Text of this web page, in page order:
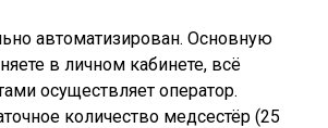
автоматизирован. Основную
в личном кабинете, всё
осуществляет оператор.
количество медсестёр (25